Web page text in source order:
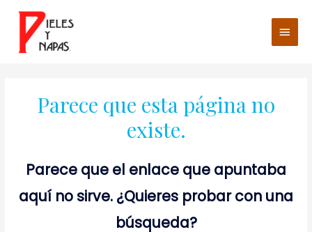
Parece que esta página no
existe.
Parece que el enlace que apuntaba
aquí no sirve. ¿Quieres probar con una
búsqueda?